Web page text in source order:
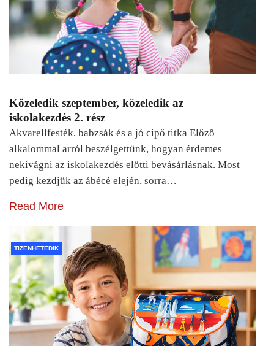
Közeledik szeptember, közeledik az
iskolakezdés 2. rész
Akvarellfesték, babzsák és a jó cipő titka Előző
alkalommal arról beszélgettünk, hogyan érdemes
nekivágni az iskolakezdés előtti bevásárlásnak. Most
pedig kezdjük az ábécé elején, sorra…
Read More
TIZENHETEDIK